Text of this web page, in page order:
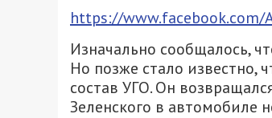
https://
Изначально сообщалось,
Но позже стало известно,
состав УГО. Он
Зеленского в автомобиле